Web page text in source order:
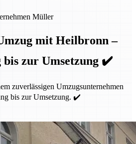
Müller
mit Heilbronn –
bis zur Umsetzung ✔️
zuverlässigen Umzugsunternehmen
bis zur Umsetzung. ✔️